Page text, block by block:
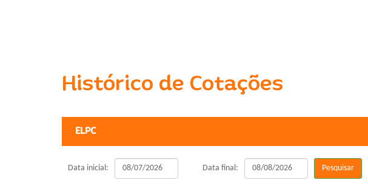
Histórico de Cotações
ELPC
Data inicial: Data final: Pesquisar